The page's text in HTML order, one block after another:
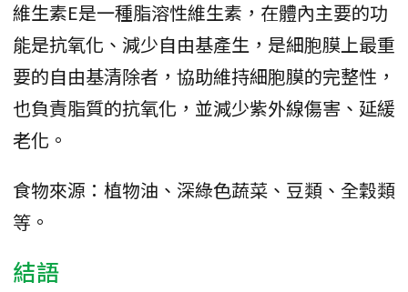
維生素E是一種脂溶性維生素，在體內主要的功
能是抗氧化、減少自由基產生，是細胞膜上最重
要的自由基清除者，協助維持細胞膜的完整性，
也負責脂質的抗氧化，並減少紫外線傷害、延緩
老化。
食物來源：植物油、深綠色蔬菜、豆類、全穀類
等。
結語